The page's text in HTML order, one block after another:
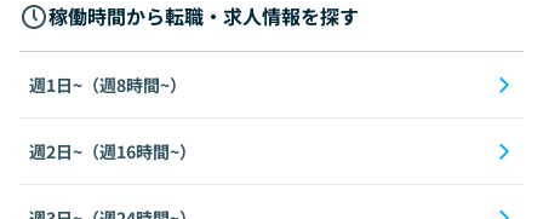
稼働時間から転職・求人情報を探す
週1日~（週8時間~）
週2日~（週16時間~）